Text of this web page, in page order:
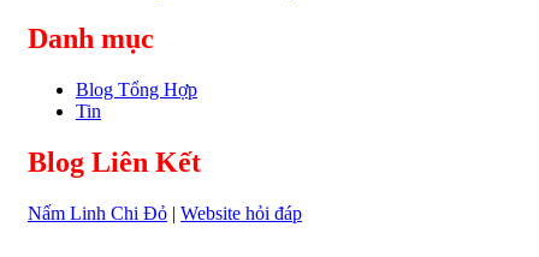
Danh mục
Blog Tổng Hợp
Tin
Blog Liên Kết
Nấm Linh Chi Đỏ | Website hỏi đáp